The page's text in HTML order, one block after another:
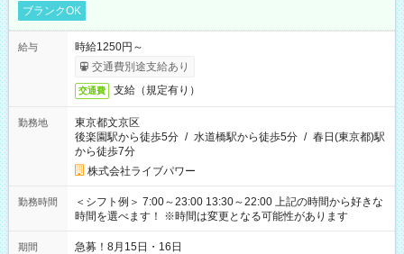
ブランクOK
給与
時給1250円～
交通費別途支給あり
交通費 支給（規定有り）
勤務地
東京都文京区
後楽園駅から徒歩5分 / 水道橋駅から徒歩5分 / 春日(東京都)駅
から徒歩7分
株式会社ライブパワー
勤務時間
＜シフト例＞ 7:00～23:00 13:30～22:00 上記の時間から好きな
時間を選べます！ ※時間は変更となる可能性があります
期間 急募！8月15日・16日